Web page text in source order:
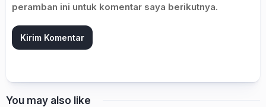
peramban ini untuk komentar saya berikutnya.
You may also like